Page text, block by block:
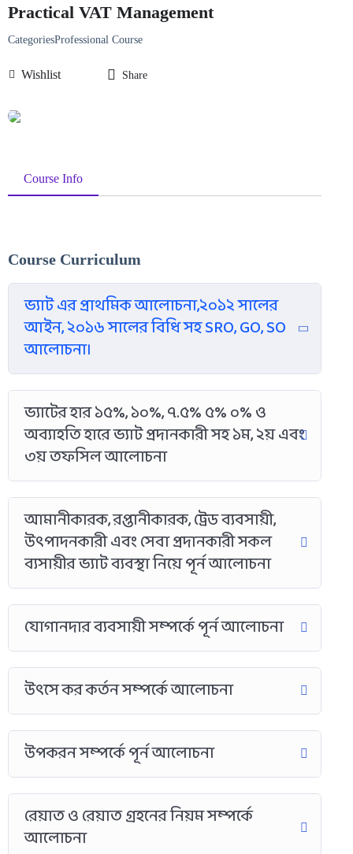
Practical VAT Management
CategoriesProfessional Course
Wishlist Share
Course Info
Course Curriculum
ভ্যাট এর প্রাথমিক আলোচনা,২০১২ সালের
আইন, ২০১৬ সালের বিধি সহ SRO, GO, SO
আলোচনা।
ভ্যাটের হার ১৫%, ১০%, ৭.৫% ৫% ০% ও
অব্যাহতি হারে ভ্যাট প্রদানকারী সহ ১ম, ২য় এবং
৩য় তফসিল আলোচনা
আমানীকারক, রপ্তানীকারক, ট্রেড ব্যবসায়ী,
উৎপাদনকারী এবং সেবা প্রদানকারী সকল
ব্যসায়ীর ভ্যাট ব্যবস্থা নিয়ে পূর্ন আলোচনা
যোগানদার ব্যবসায়ী সম্পর্কে পূর্ন আলোচনা
উৎসে কর কর্তন সম্পর্কে আলোচনা
উপকরন সম্পর্কে পূর্ন আলোচনা
রেয়াত ও রেয়াত গ্রহনের নিয়ম সম্পর্কে
আলোচনা